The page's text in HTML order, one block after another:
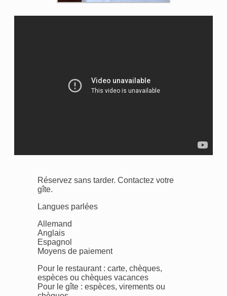
Réservez sans tarder. Contactez votre
gîte.
Langues parlées
Allemand
Anglais
Espagnol
Moyens de paiement
Pour le restaurant : carte, chèques,
espèces ou chèques vacances
Pour le gîte : espèces, virements ou